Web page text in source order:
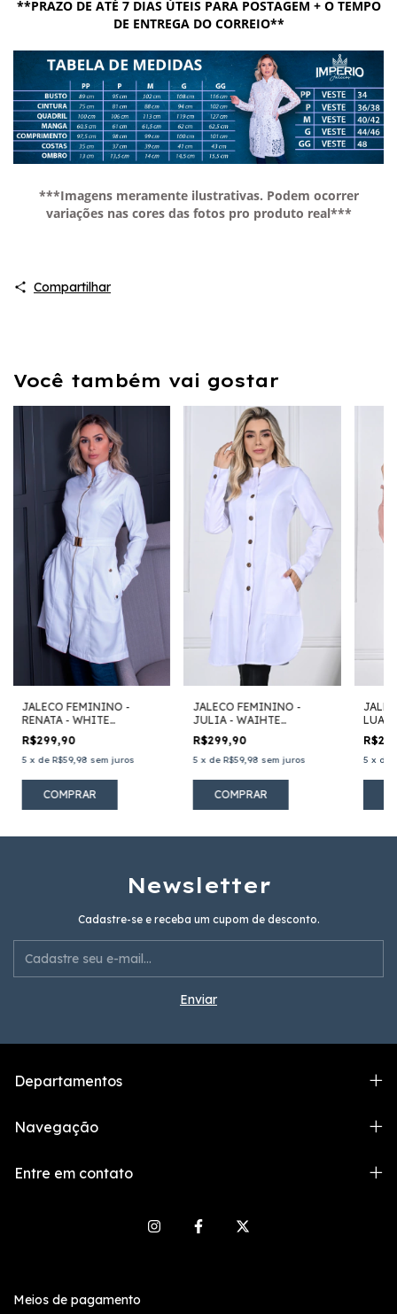
**PRAZO DE ATÉ 7 DIAS ÚTEIS PARA POSTAGEM + O TEMPO
DE ENTREGA DO CORREIO**
***Imagens meramente ilustrativas. Podem ocorrer
variações nas cores das fotos pro produto real***
Compartilhar
Você também vai gostar
JALECO FEMININO -
RENATA - WHITE
(BRANCO)
R$299,90
5 x de R$59,98 sem juros
COMPRAR
JALECO FEMININO -
JULIA - WAIHTE
(BRANCO)
R$299,90
5 x de R$59,98 sem juros
COMPRAR
5 x de
Newsletter
Cadastre-se e receba um cupom de desconto.
Departamentos
Navegação
Entre em contato
Meios de pagamento